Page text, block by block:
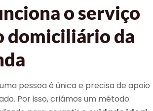
o serviço
domiciliário da
pessoa é única e precisa de apoio
Por isso, criámos um método